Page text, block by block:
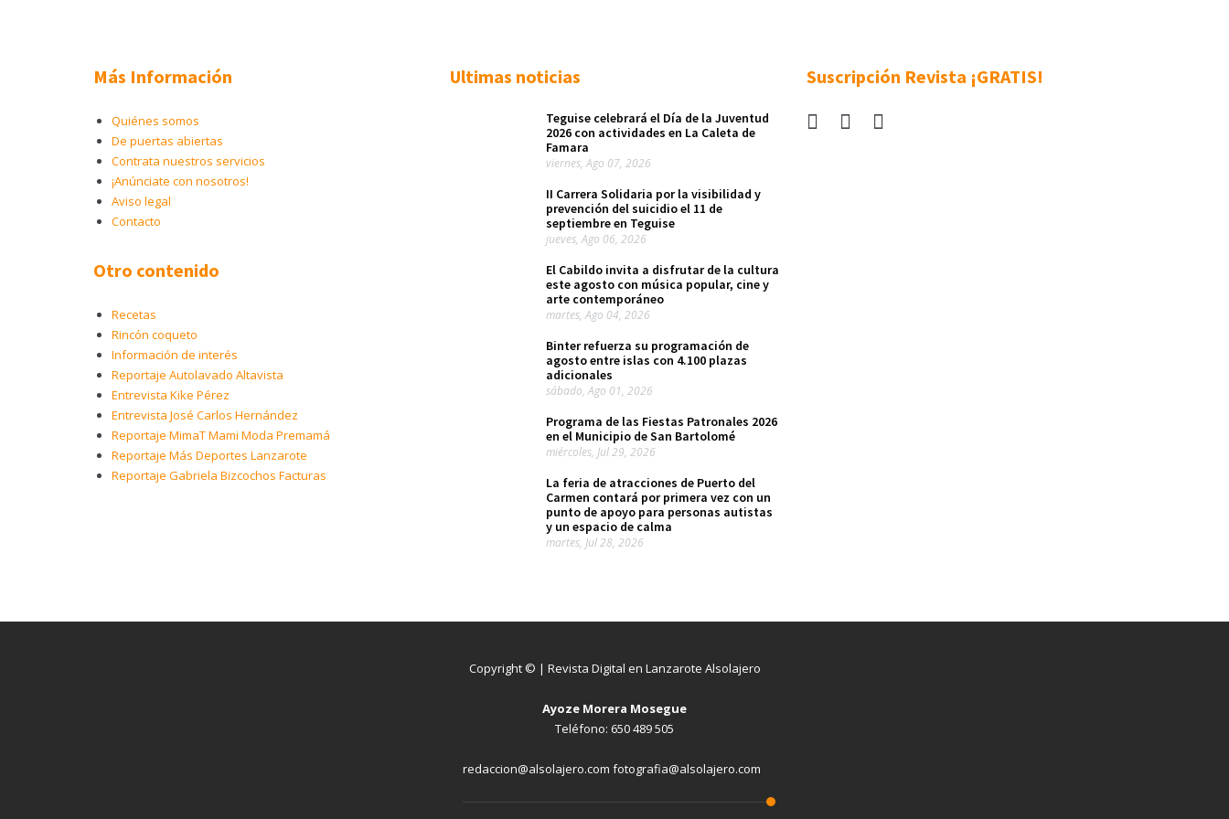
Más Información
Quiénes somos
De puertas abiertas
Contrata nuestros servicios
¡Anúnciate con nosotros!
Aviso legal
Contacto
Otro contenido
Recetas
Rincón coqueto
Información de interés
Reportaje Autolavado Altavista
Entrevista Kike Pérez
Entrevista José Carlos Hernández
Reportaje MimaT Mami Moda Premamá
Reportaje Más Deportes Lanzarote
Reportaje Gabriela Bizcochos Facturas
Ultimas noticias
Teguise celebrará el Día de la Juventud
2026 con actividades en La Caleta de
Famara
viernes, Ago 07, 2026
II Carrera Solidaria por la visibilidad y
prevención del suicidio el 11 de
septiembre en Teguise
jueves, Ago 06, 2026
El Cabildo invita a disfrutar de la cultura
este agosto con música popular, cine y
arte contemporáneo
martes, Ago 04, 2026
Binter refuerza su programación de
agosto entre islas con 4.100 plazas
adicionales
sábado, Ago 01, 2026
Programa de las Fiestas Patronales 2026
en el Municipio de San Bartolomé
miércoles, Jul 29, 2026
La feria de atracciones de Puerto del
Carmen contará por primera vez con un
punto de apoyo para personas autistas
y un espacio de calma
martes, Jul 28, 2026
Suscripción Revista ¡GRATIS!
Copyright © | Revista Digital en Lanzarote Alsolajero
Ayoze Morera Mosegue
Teléfono: 650 489 505
redaccion@alsolajero.com fotografia@alsolajero.com